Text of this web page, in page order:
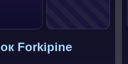
Forkipine